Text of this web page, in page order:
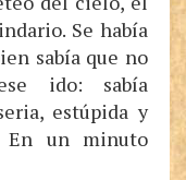
Se había
sabía que no
ido: sabía
estúpida y
En un minuto